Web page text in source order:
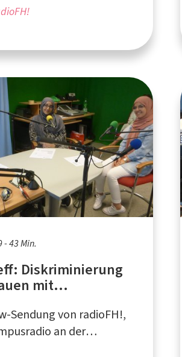
- 43 Min.
Diskriminierung
mit
Sendung von radioFH!,
an der